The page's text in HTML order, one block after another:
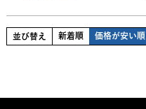
並び替え 新着順 価格が安い順